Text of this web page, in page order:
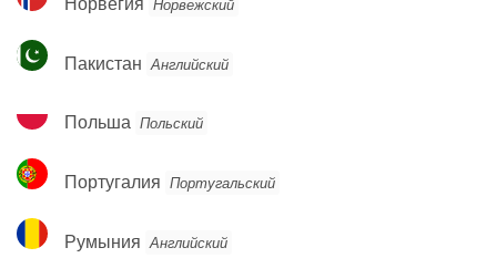
Норвежский
Пакистан
Пакистан Английский
Польша
Польша Польский
Португалия
Португалия Португальский
Румыния
Румыния Английский